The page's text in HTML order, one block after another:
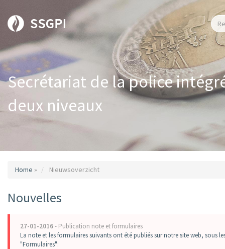
Secrétariat de la police
deux niveaux
Home » Nieuwsoverzicht
Nouvelles
27-01-2016- Publication note et formulaires
La note et les formulaires suivants ont été publiés sur notre site web, sous
"Formulaires":